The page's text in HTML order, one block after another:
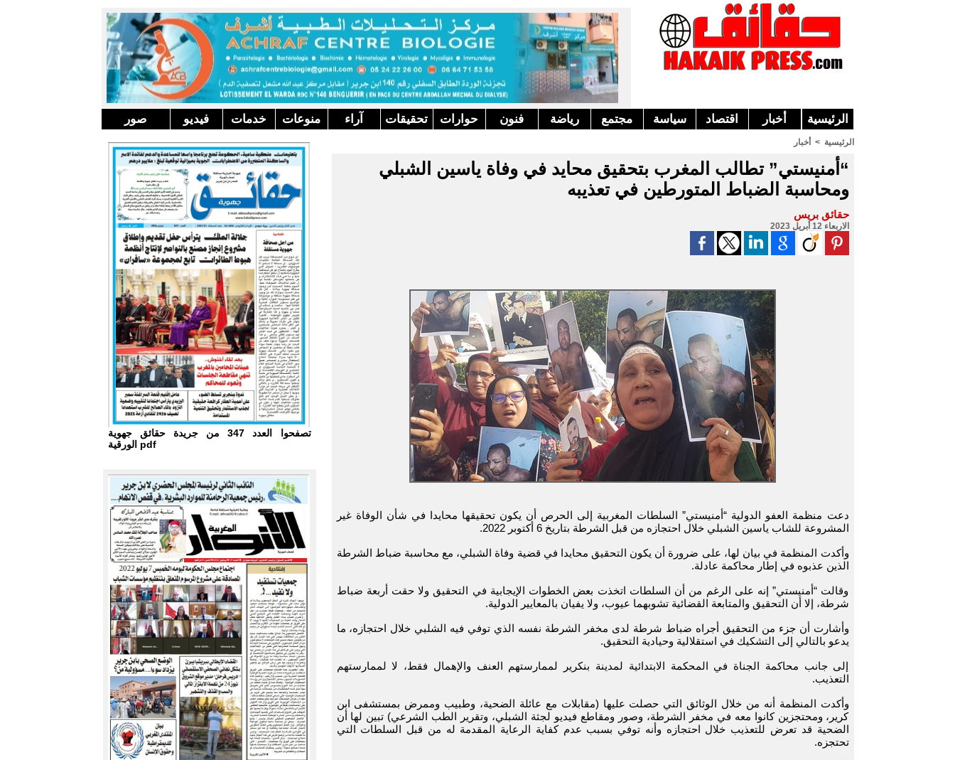
الرئيسية أخبار اقتصاد سياسة مجتمع رياضة فنون حوارات تحقيقات آراء منوعات خدمات فيديو صور
تصفحوا العدد 347 من جريدة حقائق جهوية
الورقية pdf
الرئيسية > أخبار
“أمنيستي” تطالب المغرب بتحقيق محايد في وفاة ياسين الشبلي
ومحاسبة الضباط المتورطين في تعذيبه
حقائق بريس
الاربعاء 12 أبريل 2023
دعت منظمة العفو الدولية “أمنيستي” السلطات المغربية إلى الحرص أن يكون تحقيقها محايدا في شأن الوفاة غير
المشروعة للشاب ياسين الشبلي خلال احتجازه من قبل الشرطة بتاريخ 6 أكتوبر 2022.
وأكدت المنظمة في بيان لها، على ضرورة أن يكون التحقيق محايدا في قضية وفاة الشبلي، مع محاسبة ضباط الشرطة
الذين عذبوه في إطار محاكمة عادلة.
وقالت “أمنيستي” إنه على الرغم من أن السلطات اتخذت بعض الخطوات الإيجابية في التحقيق ولا حقت أربعة ضباط
شرطة، إلا أن التحقيق والمتابعة القضائية تشوبهما عيوب، ولا يفيان بالمعايير الدولية.
وأشارت أن جزء من التحقيق أجراه ضباط شرطة لدى مخفر الشرطة نفسه الذي توفي فيه الشلبي خلال احتجازه، ما
يدعو بالتالي إلى التشكيك في استقلالية وحيادية التحقيق.
إلى جانب محاكمة الجناة في المحكمة الابتدائية لمدينة بنكرير لممارستهم العنف والإهمال فقط، لا لممارستهم
التعذيب.
وأكدت المنظمة أنه من خلال الوثائق التي حصلت عليها (مقابلات مع عائلة الضحية، وطبيب وممرض بمستشفى ابن
كرير، ومحتجزين كانوا معه في مخفر الشرطة، وصور ومقاطع فيديو لجثة الشبلي، وتقرير الطب الشرعي) تبين لها أن
الضحية قد تعرض للتعذيب خلال احتجازه وأنه توفي بسبب عدم كفاية الرعاية المقدمة له من قبل السلطات التي
تحتجزه.